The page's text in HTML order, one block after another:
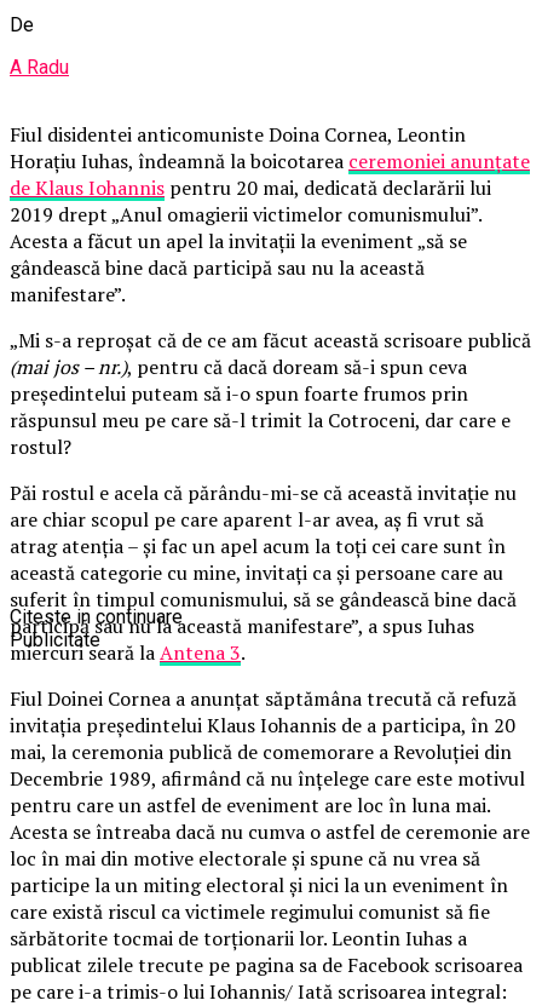
De
A Radu
Fiul disidentei anticomuniste Doina Cornea, Leontin
Horaţiu Iuhas, îndeamnă la boicotarea ceremoniei anunțate
de Klaus Iohannis pentru 20 mai, dedicată declarării lui
2019 drept „Anul omagierii victimelor comunismului”.
Acesta a făcut un apel la invitații la eveniment „să se
gândească bine dacă participă sau nu la această
manifestare”.
„Mi s-a reproșat că de ce am făcut această scrisoare publică
(mai jos – nr.), pentru că dacă doream să-i spun ceva
președintelui puteam să i-o spun foarte frumos prin
răspunsul meu pe care să-l trimit la Cotroceni, dar care e
rostul?
Păi rostul e acela că părându-mi-se că această invitație nu
are chiar scopul pe care aparent l-ar avea, aș fi vrut să
atrag atenția – și fac un apel acum la toți cei care sunt în
această categorie cu mine, invitați ca și persoane care au
suferit în timpul comunismului, să se gândească bine dacă
participă sau nu la această manifestare”, a spus Iuhas
miercuri seară laAntena 3.
Fiul Doinei Cornea a anunțat săptămâna trecută că refuză
invitaţia preşedintelui Klaus Iohannis de a participa, în 20
mai, la ceremonia publică de comemorare a Revoluţiei din
Decembrie 1989, afirmând că nu înţelege care este motivul
pentru care un astfel de eveniment are loc în luna mai.
Acesta se întreaba dacă nu cumva o astfel de ceremonie are
loc în mai din motive electorale și spune că nu vrea să
participe la un miting electoral și nici la un eveniment în
care există riscul ca victimele regimului comunist să fie
sărbătorite tocmai de torţionarii lor. Leontin Iuhas a
publicat zilele trecute pe pagina sa de Facebook scrisoarea
pe care i-a trimis-o lui Iohannis/ Iată scrisoarea integral:
Citeste in continuare
Publicitate